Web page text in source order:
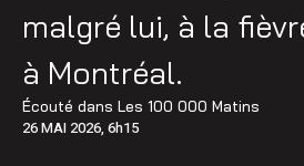
malgré lui, à la
à Montréal.
Écouté dans Les 100 000 Matins
26 MAI 2026, 6h15